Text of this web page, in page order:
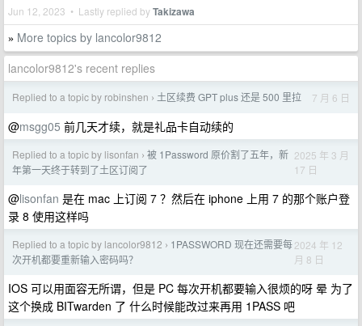
Jun 12, 2023 • Lastly replied byTakizawa
» More topics by lancolor9812
lancolor9812's recent replies
Replied to a topic by robinshen › 土区续费 GPT plus 还是 500 里拉 7 月 6 日
@msgg05 前几天才续，就是礼品卡自动续的
Replied to a topic by lisonfan › 被 1Password 原价割了五年，新
年第一天终于转到了土区订阅了
2025 年 3 月
17 日
@lisonfan 是在 mac 上订阅 7 ？然后在 iphone 上用 7 的那个账户登
录 8 使用这样吗
Replied to a topic by lancolor9812 › 1PASSWORD 现在还需要每
次开机都要重新输入密码吗？
2024 年 12
月 8 日
IOS 可以用面容无所谓，但是 PC 每次开机都要输入很烦的呀 晕 为了
这个换成 BITwarden 了 什么时候能改过来再用 1PASS 吧